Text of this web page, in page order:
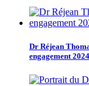
Dr Réjean
engagement